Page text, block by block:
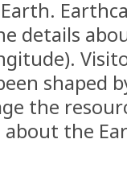
details
shaped
the
the